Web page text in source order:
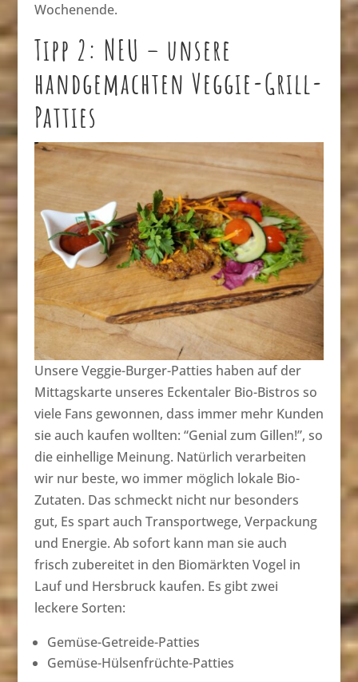
Wochenende.
Tipp 2: NEU – unsere
handgemachten Veggie-Grill-
Patties
Unsere Veggie-Burger-Patties haben auf der
Mittagskarte unseres Eckentaler Bio-Bistros so
viele Fans gewonnen, dass immer mehr Kunden
sie auch kaufen wollten: “Genial zum Gillen!”, so
die einhellige Meinung. Natürlich verarbeiten
wir nur beste, wo immer möglich lokale Bio-
Zutaten. Das schmeckt nicht nur besonders
gut, Es spart auch Transportwege, Verpackung
und Energie. Ab sofort kann man sie auch
frisch zubereitet in den Biomärkten Vogel in
Lauf und Hersbruck kaufen. Es gibt zwei
leckere Sorten:
Gemüse-Getreide-Patties
Gemüse-Hülsenfrüchte-Patties